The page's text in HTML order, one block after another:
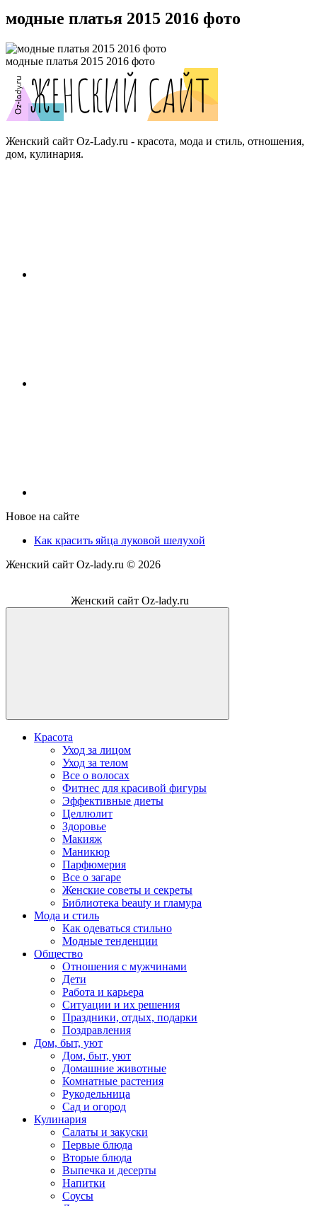
модные платья 2015 2016 фото
модные платья 2015 2016 фото
Женский сайт Oz-Lady.ru - красота, мода и стиль, отношения,
дом, кулинария.
Новое на сайте
Как красить яйца луковой шелухой
Женский сайт Oz-lady.ru © 2026
Женский сайт Oz-lady.ru
Красота
Уход за лицом
Уход за телом
Все о волосах
Фитнес для красивой фигуры
Эффективные диеты
Целлюлит
Здоровье
Макияж
Маникюр
Парфюмерия
Все о загаре
Женские советы и секреты
Библиотека beauty и гламура
Мода и стиль
Как одеваться стильно
Модные тенденции
Общество
Отношения с мужчинами
Дети
Работа и карьера
Ситуации и их решения
Праздники, отдых, подарки
Поздравления
Дом, быт, уют
Дом, быт, уют
Домашние животные
Комнатные растения
Рукодельница
Сад и огород
Кулинария
Салаты и закуски
Первые блюда
Вторые блюда
Выпечка и десерты
Напитки
Соусы